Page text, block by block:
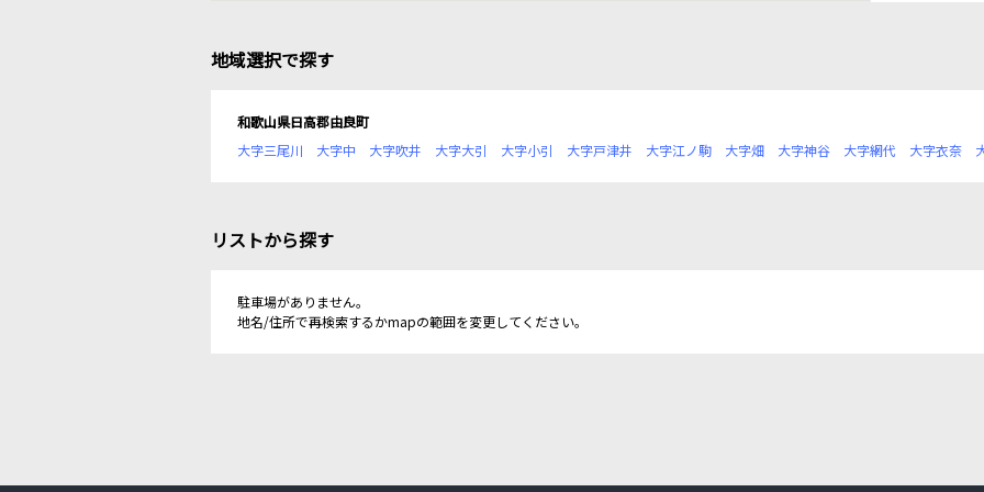
地域選択で探す
和歌山県日高郡由良町
大字三尾川
大字中 大字吹井 大字大引 大字小引 大字戸津井 大字江ノ駒 大字畑 大字神谷 大字網代 大字衣奈
リストから探す
駐車場がありません。
地名/住所で再検索するかmapの範囲を変更してください。